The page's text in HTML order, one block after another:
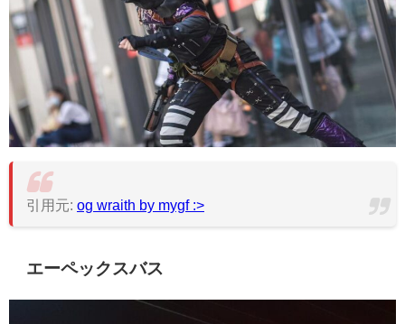
引用元: og wraith by mygf :>
エーペックスバス